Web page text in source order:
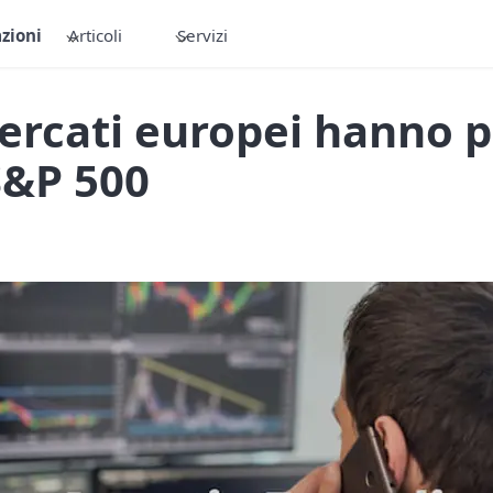
Articoli Servizi
europei hanno
500